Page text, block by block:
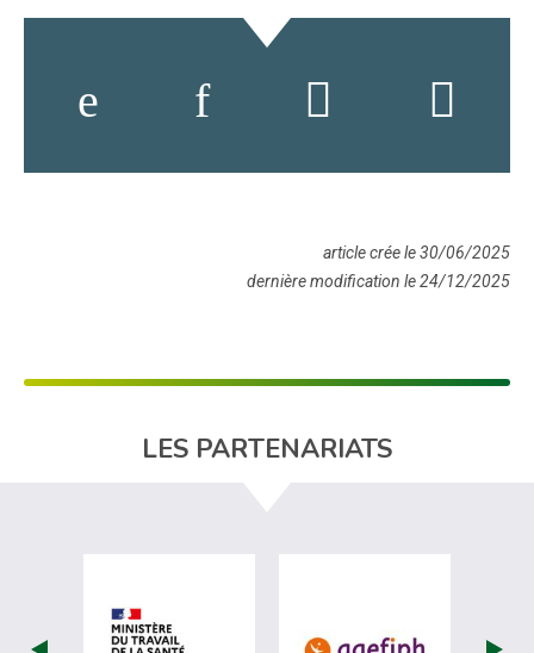
article crée le 30/06/2025
dernière modification le 24/12/2025
LES PARTENARIATS
visiter les site de Ministère du travail
visiter les